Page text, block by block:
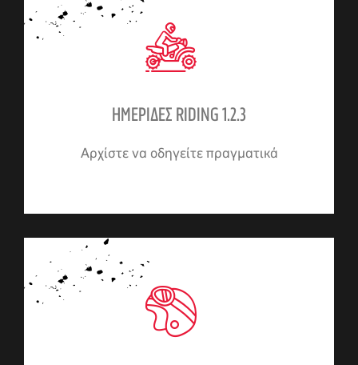
ΗΜΕΡΙΔΕΣ RIDING 1.2.3
Αρχίστε να οδηγείτε πραγματικά